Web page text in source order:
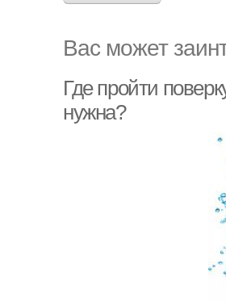
Вас может
Где пройти
нужна?